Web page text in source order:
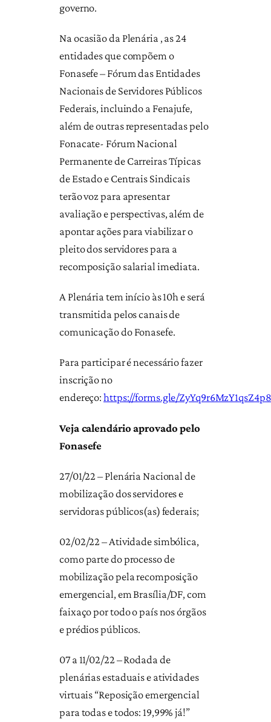
governo.
Na ocasião da Plenária , as 24
entidades que compõem o
Fonasefe – Fórum das Entidades
Nacionais de Servidores Públicos
Federais, incluindo a Fenajufe,
além de outras representadas pelo
Fonacate- Fórum Nacional
Permanente de Carreiras Típicas
de Estado e Centrais Sindicais
terão voz para apresentar
avaliação e perspectivas, além de
apontar ações para viabilizar o
pleito dos servidores para a
recomposição salarial imediata.
A Plenária tem início às 10h e será
transmitida pelos canais de
comunicação do Fonasefe.
Para participar é necessário fazer
inscrição no
endereço:https://forms.gle/ZyYq9r6MzY1qsZ4p8
Veja calendário aprovado pelo
Fonasefe
27/01/22 – Plenária Nacional de
mobilização dos servidores e
servidoras públicos(as) federais;
02/02/22 – Atividade simbólica,
como parte do processo de
mobilização pela recomposição
emergencial, em Brasília/DF, com
faixaço por todo o país nos órgãos
e prédios públicos.
07 a 11/02/22 – Rodada de
plenárias estaduais e atividades
virtuais “Reposição emergencial
para todas e todos: 19,99% já!”